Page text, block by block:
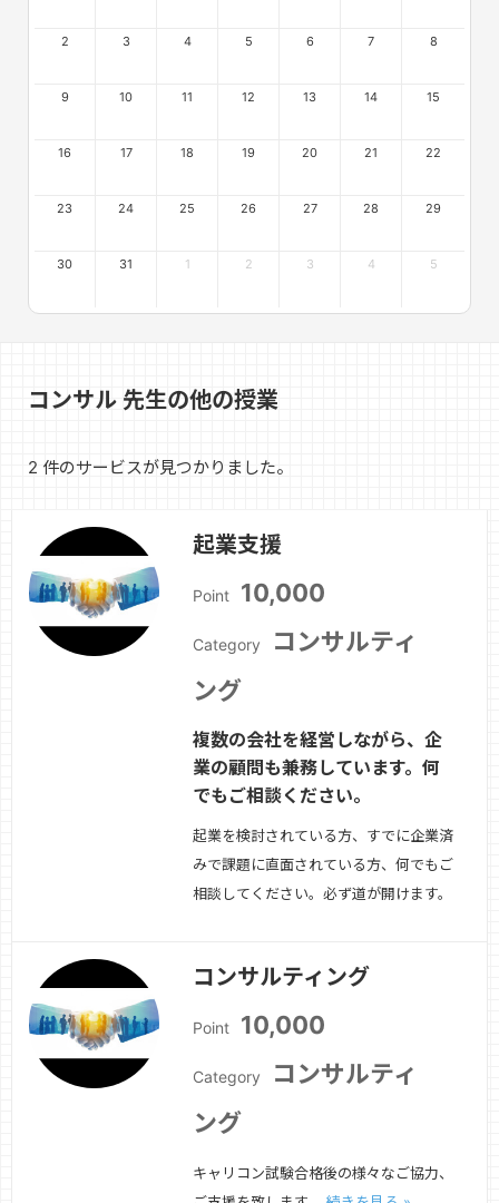
2 3 4 5 6 7 8
9 10 11 12 13 14 15
16 17 18 19 20 21 22
23 24 25 26 27 28 29
30 31 1 2 3 4 5
コンサル 先生の他の授業
2 件のサービスが見つかりました。
起業支援
Point 10,000
Category
コンサルティ
ング
複数の会社を経営しながら、企
業の顧問も兼務しています。何
でもご相談ください。
起業を検討されている方、すでに企業済
みで課題に直面されている方、何でもご
相談してください。必ず道が開けます。
コンサルティング
Point 10,000
Category
コンサルティ
ング
キャリコン試験合格後の様々なご協力、